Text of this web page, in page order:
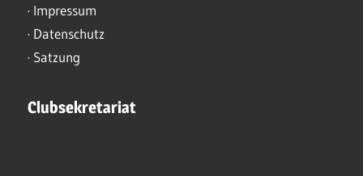
· Impressum
· Datenschutz
· Satzung
Clubsekretariat